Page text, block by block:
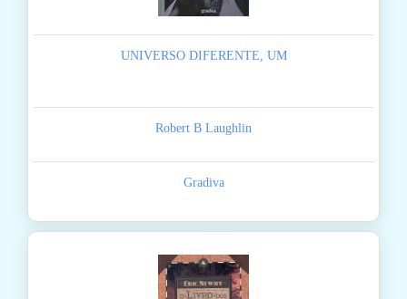
UNIVERSO DIFERENTE, UM
Robert B Laughlin
Gradiva